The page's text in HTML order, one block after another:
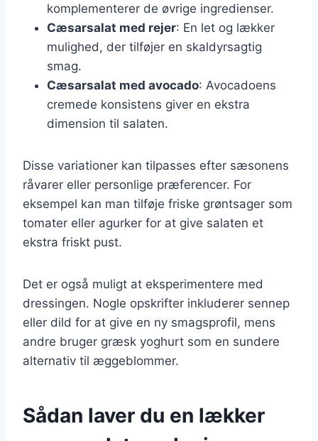
komplementerer de øvrige ingredienser.
Cæsarsalat med rejer: En let og lækker
mulighed, der tilføjer en skaldyrsagtig
smag.
Cæsarsalat med avocado: Avocadoens
cremede konsistens giver en ekstra
dimension til salaten.
Disse variationer kan tilpasses efter sæsonens
råvarer eller personlige præferencer. For
eksempel kan man tilføje friske grøntsager som
tomater eller agurker for at give salaten et
ekstra friskt pust.
Det er også muligt at eksperimentere med
dressingen. Nogle opskrifter inkluderer sennep
eller dild for at give en ny smagsprofil, mens
andre bruger græsk yoghurt som en sundere
alternativ til æggeblommer.
Sådan laver du en lækker